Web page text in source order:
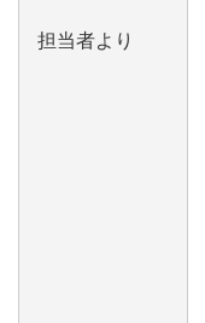
担当者より